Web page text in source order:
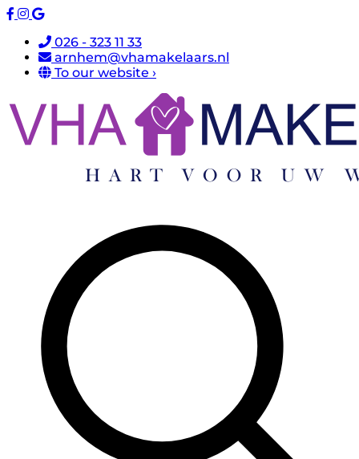
026 - 323 11 33
arnhem@vhamakelaars.nl
To our website ›